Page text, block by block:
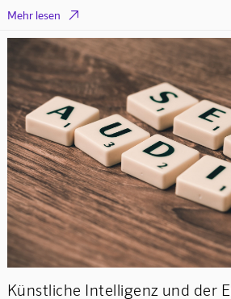
Mehr lesen 
Künstliche Intelligenz und der